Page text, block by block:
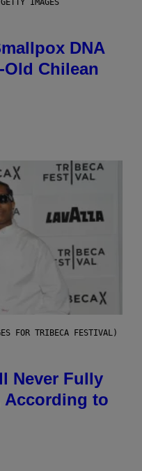
DNA
Old Chilean
FOR TRIBECA FESTIVAL)
Never Fully
According to